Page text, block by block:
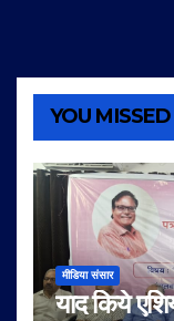
YOU MISSED
मीडिया संसार
याद किये